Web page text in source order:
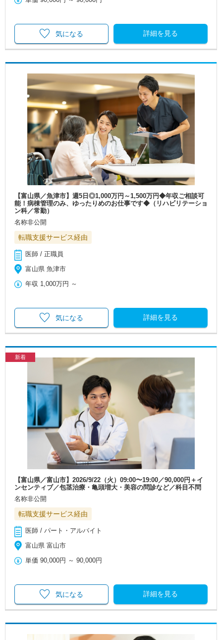
詳細を見る
気になる
【富山県／魚津市】週5日◎1,000万円～1,500万円◆年収ご相談可
能！病棟管理のみ、ゆったりめのお仕事です◆（リハビリテーショ
ン科／常勤）
名称非公開
転職支援サービス経由
医師 / 正職員
富山県 魚津市
年収 1,000万円 ～
詳細を見る
気になる
新着
【富山県／富山市】2026/9/22（火）09:00〜19:00／90,000円＋イ
ンセンティブ／包茎治療・亀頭増大・美容の問診など／科目不問
名称非公開
転職支援サービス経由
医師 / パート・アルバイト
富山県 富山市
単価 90,000円 ～90,000円
詳細を見る
気になる